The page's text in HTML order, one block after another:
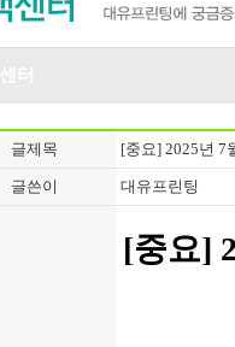
글제목 [중요] 2025년 7
글쓴이 대유프린팅
[중요]